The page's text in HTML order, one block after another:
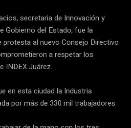
secretaria de Innovación y
Gobierno del Estado, fue la
protesta al nuevo Consejo Directivo
a respetar los
INDEX Juárez.
en esta ciudad la Industria
por más de 330 mil trabajadores.